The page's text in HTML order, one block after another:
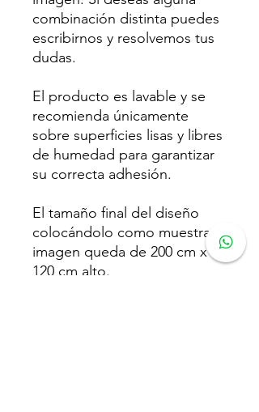
combinación distinta puedes
escribirnos y resolvemos tus
dudas.
El producto es lavable y se
recomienda únicamente
sobre superficies lisas y libres
de humedad para garantizar
su correcta adhesión.
El tamaño final del diseño
colocándolo como muestra la
imagen queda de 200 cm x
120 cm alto.